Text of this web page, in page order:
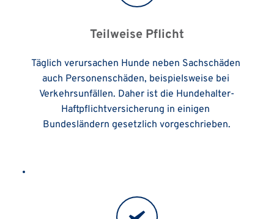
Teilweise Pflicht
Täglich verursachen Hunde neben Sachschäden
auch Personenschäden, beispielsweise bei
Verkehrsunfällen. Daher ist die Hundehalter-
Haftpflichtversicherung in einigen
Bundesländern gesetzlich vorgeschrieben.